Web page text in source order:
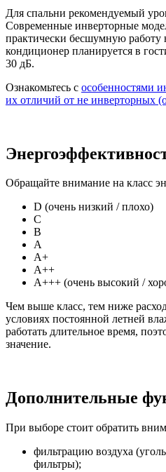
Для спальни рекомендуемый
Современные инверторные
практически бесшумную
кондиционер планируется в
30 дБ.
Ознакомьтесь с особенностями
их отличий от не инверторных
Обращайте внимание на класс
D (очень низкий / плохо)
C
B
A
A+
A++
A+++ (очень высокий /
Чем выше класс, тем ниже
условиях постоянной летней
работать длительное время,
значение.
Дополнительные
При выборе стоит обратить
фильтрацию воздуха
фильтры);